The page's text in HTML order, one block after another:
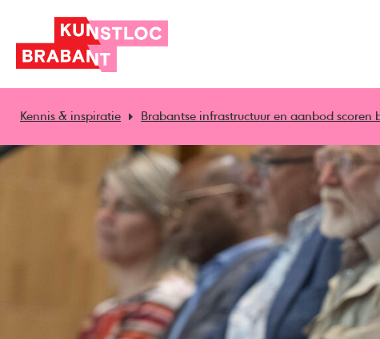
Kennis & inspiratie Brabantse infrastructuur en aanbod scoren